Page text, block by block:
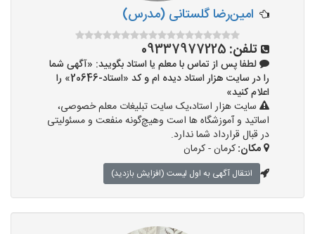
امین‌رضا گلستانی (مدرس)
تلفن: 09337977225
لطفا پس از تماس با معلم یا استاد بگویید: «آگهی شما
را در سایت هزار استاد دیده ام و کد «استاد-20646» را
اعلام کنید»
سایت هزار استاد،یک سایت تبلیغات معلم خصوصی،
اساتید و آموزشگاه ها است وهیچ‌گونه منفعت و مسئولیتی
در قبال قرارداد شما ندارد.
مکان:کرمان - کرمان
انتقال آگهی به اول لیست (افزایش بازدید)